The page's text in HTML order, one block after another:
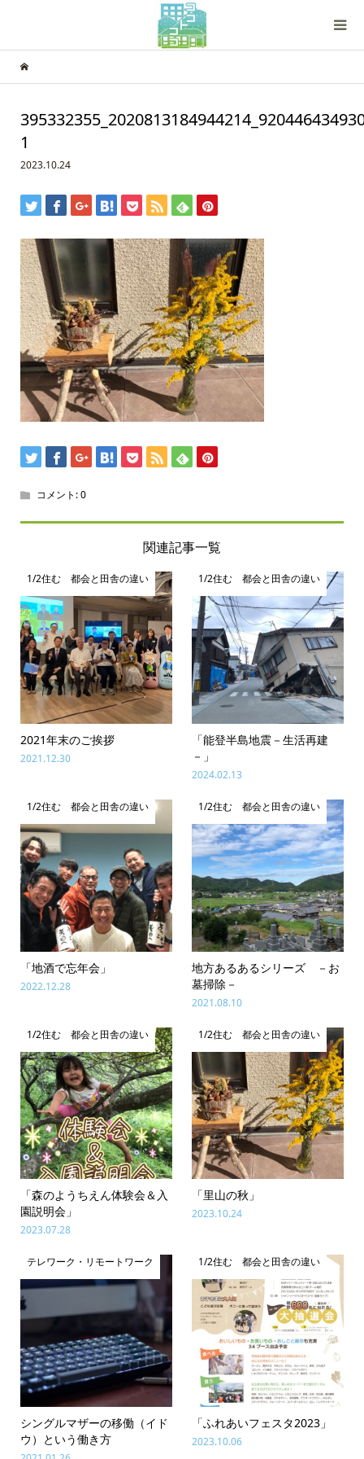
1
2023.10.24
コメント:0
関連記事一覧
1/2住む 都会と田舎の違い
2021年末のご挨拶
2021.12.30
1/2住む 都会と田舎の違い
「能登半島地震－生活再建
－」
2024.02.13
1/2住む 都会と田舎の違い
「地酒で忘年会」
2022.12.28
1/2住む 都会と田舎の違い
地方あるあるシリーズ －お
墓掃除－
2021.08.10
1/2住む 都会と田舎の違い
「森のようちえん体験会＆入
園説明会」
2023.07.28
1/2住む 都会と田舎の違い
「里山の秋」
2023.10.24
テレワーク・リモートワーク
シングルマザーの移働（イド
ウ）という働き方
1/2住む 都会と田舎の違い
「ふれあいフェスタ2023」
2023.10.06